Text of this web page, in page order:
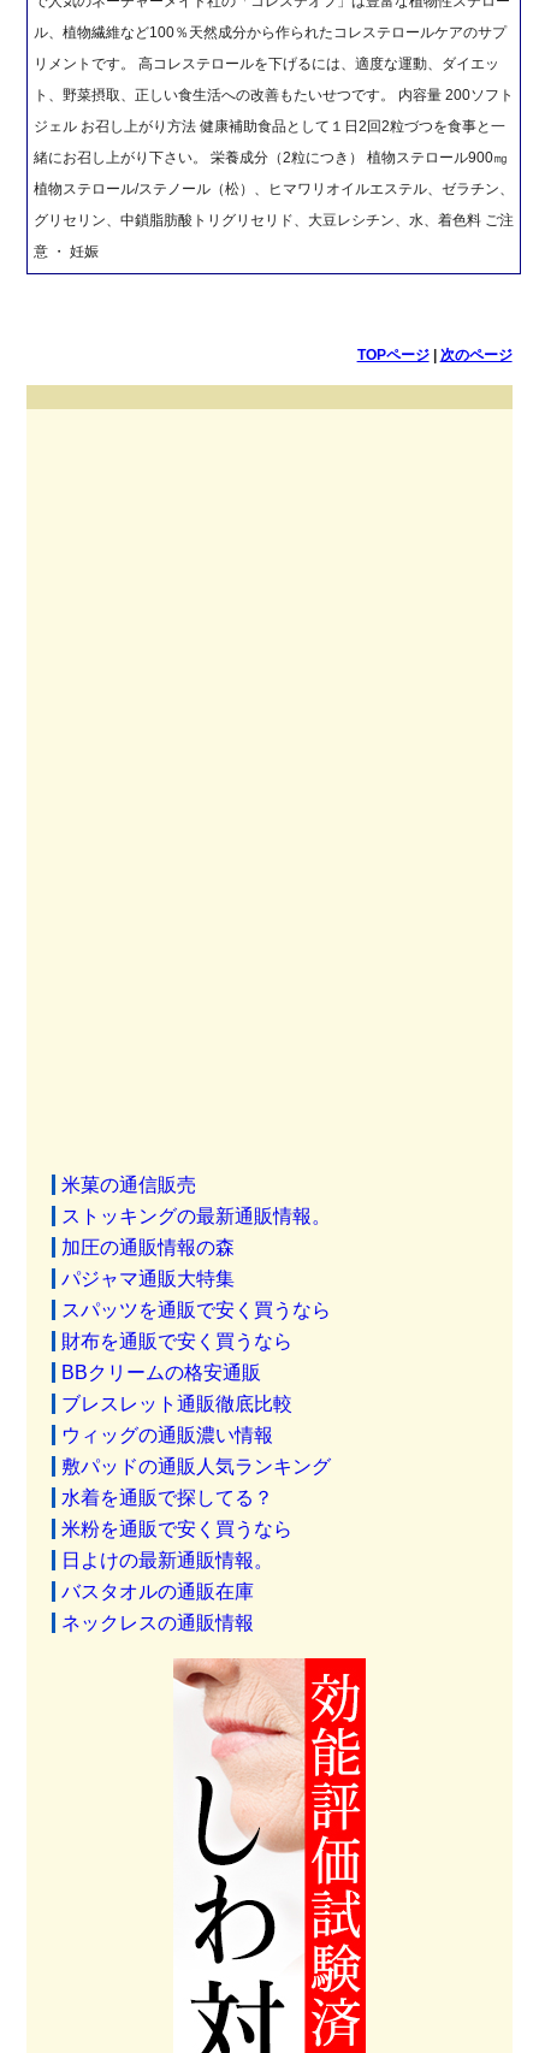
ル、植物繊維など100％天然成分から作られたコレステロールケアのサプ
リメントです。 高コレステロールを下げるには、適度な運動、ダイエッ
ト、野菜摂取、正しい食生活への改善もたいせつです。 内容量 200ソフト
ジェル お召し上がり方法 健康補助食品として１日2回2粒づつを食事と一
緒にお召し上がり下さい。 栄養成分（2粒につき） 植物ステロール900㎎
植物ステロール/ステノール（松）、ヒマワリオイルエステル、ゼラチン、
グリセリン、中鎖脂肪酸トリグリセリド、大豆レシチン、水、着色料 ご注
意 ・ 妊娠
TOPページ| 次のページ
米菓の通信販売
ストッキングの最新通販情報。
加圧の通販情報の森
パジャマ通販大特集
スパッツを通販で安く買うなら
財布を通販で安く買うなら
BBクリームの格安通販
ブレスレット通販徹底比較
ウィッグの通販濃い情報
敷パッドの通販人気ランキング
水着を通販で探してる？
米粉を通販で安く買うなら
日よけの最新通販情報。
バスタオルの通販在庫
ネックレスの通販情報